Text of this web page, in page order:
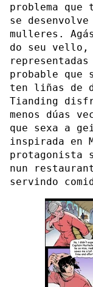
problema que
se
mulleres.
do seu vello,
probable que
ten liñas de
Tianding
menos dúas
que sexa a
inspirada en
protagonista
nun
servindo